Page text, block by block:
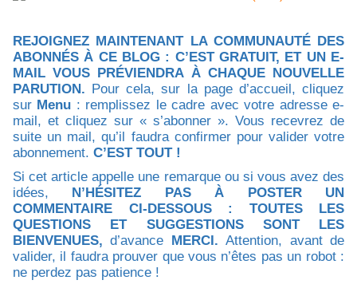
REJOIGNEZ MAINTENANT LA COMMUNAUTÉ DES
ABONNÉS À CE BLOG : C’EST GRATUIT, ET UN E-
MAIL VOUS PRÉVIENDRA À CHAQUE NOUVELLE
PARUTION. Pour cela, sur la page d’accueil, cliquez
sur Menu : remplissez le cadre avec votre adresse e-
mail, et cliquez sur « s’abonner ». Vous recevrez de
suite un mail, qu’il faudra confirmer pour valider votre
abonnement. C’EST TOUT !
Si cet article appelle une remarque ou si vous avez des
idées, N’HÉSITEZ PAS À POSTER UN
COMMENTAIRE CI-DESSOUS : TOUTES LES
QUESTIONS ET SUGGESTIONS SONT LES
BIENVENUES,d’avance MERCI.Attention, avant de
valider, il faudra prouver que vous n’êtes pas un robot :
ne perdez pas patience !